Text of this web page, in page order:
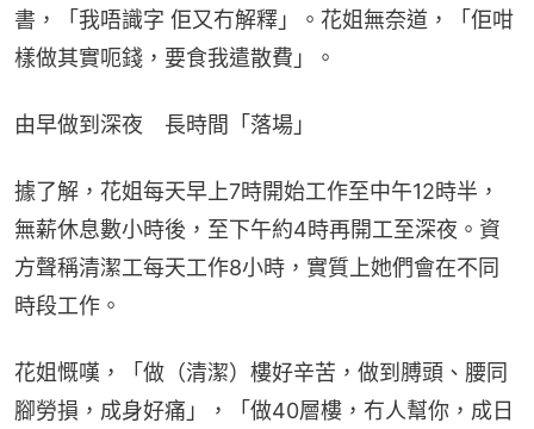
書，「我唔識字 佢又冇解釋」。花姐無奈道，「佢咁
樣做其實呃錢，要食我遣散費」。
由早做到深夜　長時間「落場」
據了解，花姐每天早上7時開始工作至中午12時半，
無薪休息數小時後，至下午約4時再開工至深夜。資
方聲稱清潔工每天工作8小時，實質上她們會在不同
時段工作。
花姐慨嘆，「做（清潔）樓好辛苦，做到膊頭、腰同
腳勞損，成身好痛」，「做40層樓，冇人幫你，成日